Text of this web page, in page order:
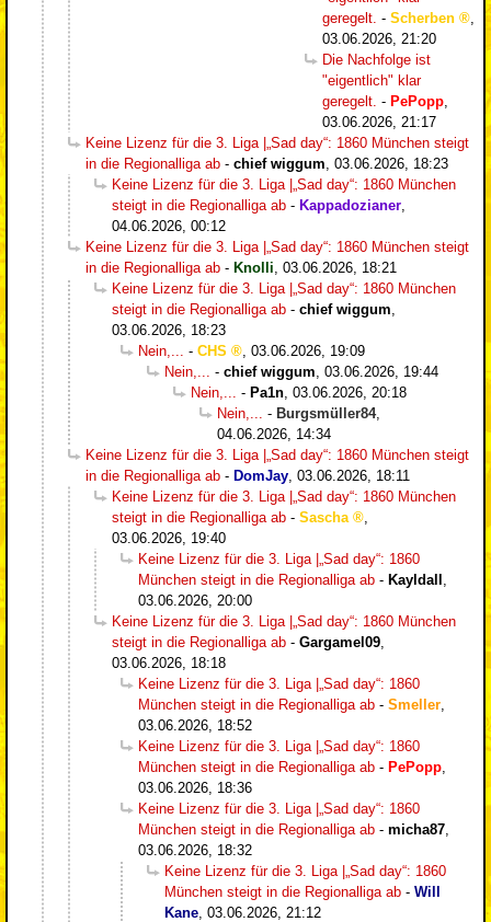
geregelt. - Scherben
03.06.2026, 21:20
Die Nachfolge ist
"eigentlich" klar
geregelt. - PePopp
03.06.2026, 21:17
Keine Lizenz für die 3. Liga |„Sad day“: 1860 München steigt
in die Regionalliga ab - chief wiggum 03.06.2026, 18:23
Keine Lizenz für die 3. Liga |„Sad day“: 1860 München
steigt in die Regionalliga ab - Kappadozianer
04.06.2026, 00:12
Keine Lizenz für die 3. Liga |„Sad day“: 1860 München steigt
in die Regionalliga ab - Knolli 03.06.2026, 18:21
Keine Lizenz für die 3. Liga |„Sad day“: 1860 München
steigt in die Regionalliga ab - chief wiggum
03.06.2026, 18:23
Nein,...
- CHS
03.06.2026, 19:09
Nein,...
- chief wiggum 03.06.2026, 19:44
Nein,...
- Pa1n 03.06.2026, 20:18
Nein,...
- Burgsmüller84,
04.06.2026, 14:34
Keine Lizenz für die 3. Liga |„Sad day“: 1860 München steigt
in die Regionalliga ab - DomJay 03.06.2026, 18:11
Keine Lizenz für die 3. Liga |„Sad day“: 1860 München
steigt in die Regionalliga ab - Sascha
03.06.2026, 19:40
Keine Lizenz für die 3. Liga |„Sad day“: 1860
München steigt in die Regionalliga ab - Kayldall
03.06.2026, 20:00
Keine Lizenz für die 3. Liga |„Sad day“: 1860 München
steigt in die Regionalliga ab - Gargamel09
03.06.2026, 18:18
Keine Lizenz für die 3. Liga |„Sad day“: 1860
München steigt in die Regionalliga ab - Smeller
03.06.2026, 18:52
Keine Lizenz für die 3. Liga |„Sad day“: 1860
München steigt in die Regionalliga ab - PePopp
03.06.2026, 18:36
Keine Lizenz für die 3. Liga |„Sad day“: 1860
München steigt in die Regionalliga ab - micha87
03.06.2026, 18:32
Keine Lizenz für die 3. Liga |„Sad day“: 1860
München steigt in die Regionalliga ab - Will
Kane 03.06.2026, 21:12